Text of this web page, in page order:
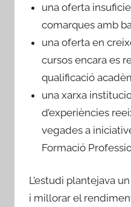
una oferta
comarques amb
una oferta en
cursos encara es
qualificació
una xarxa
d’experiències
vegades a
Formació
L’estudi plantejava
i millorar el